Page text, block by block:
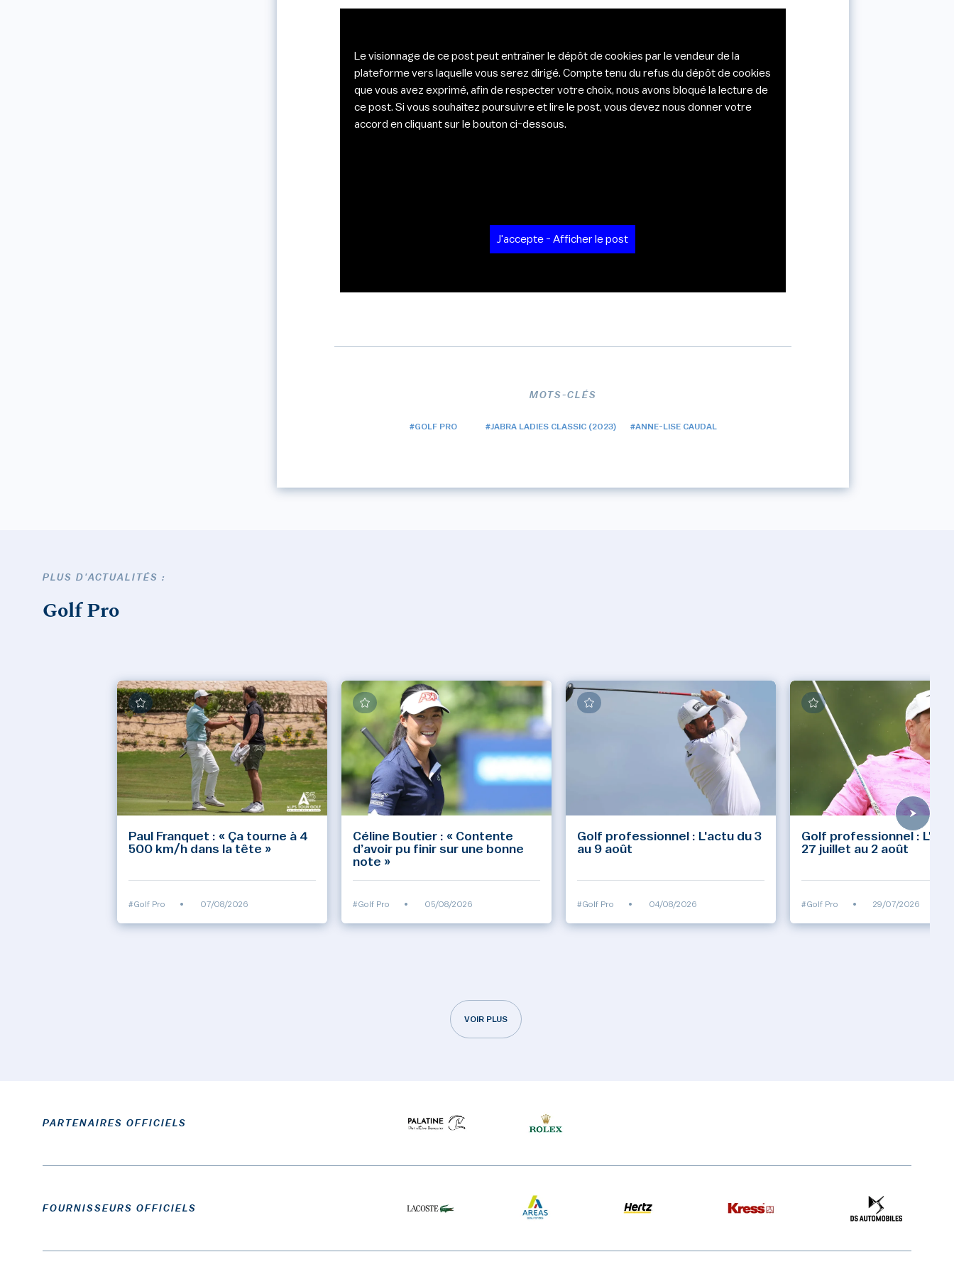
Le visionnage de ce post peut entraîner le dépôt de cookies par le vendeur de la
plateforme vers laquelle vous serez dirigé. Compte tenu du refus du dépôt de cookies
que vous avez exprimé, afin de respecter votre choix, nous avons bloqué la lecture de
ce post. Si vous souhaitez poursuivre et lire le post, vous devez nous donner votre
accord en cliquant sur le bouton ci-dessous.
J'accepte - Afficher le post
MOTS-CLÉS
#GOLF PRO #JABRA LADIES CLASSIC (2023) #ANNE-LISE CAUDAL
PLUS D'ACTUALITÉS :
Golf Pro
Paul Franquet : « Ça tourne à 4
500 km/h dans la tête »
#Golf Pro • 07/08/2026
Céline Boutier : « Contente
d’avoir pu finir sur une bonne
note »
#Golf Pro • 05/08/2026
Golf professionnel : L'actu du 3
au 9 août
#Golf Pro • 04/08/2026
Golf professionnel :
27 juillet au 2 août
#Golf Pro • 29/07/2026
VOIR PLUS
PARTENAIRES OFFICIELS
FOURNISSEURS OFFICIELS